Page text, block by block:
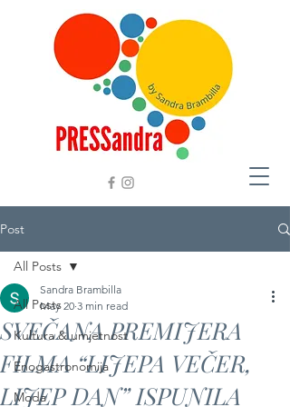
Post
All Posts
Kultura & umjetnost
Enogastronomija
Moda
All Posts
SVEČANA PREMIJERA
FILMA “LIJEPA VEČER,
LIJEP DAN” ISPUNILA
Sandra Brambilla
May 20 3 min read